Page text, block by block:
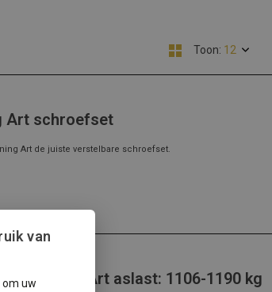
Toon:
Art schroefset
Art de juiste verstelbare schroefset.
Tuning Art aslast: 1106-1190 kg
van
om uw